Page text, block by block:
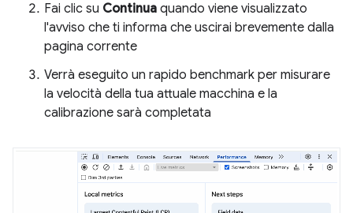
Fai clic su Continua quando viene visualizzato
l'avviso che ti informa che uscirai brevemente dalla
pagina corrente
Verrà eseguito un rapido benchmark per misurare
la velocità della tua attuale macchina e la
calibrazione sarà completata